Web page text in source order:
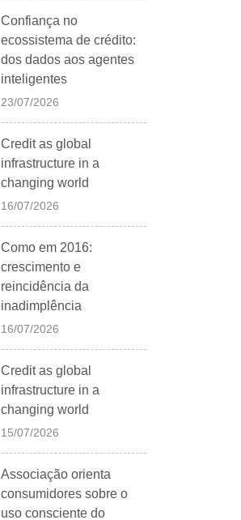
Confiança no
ecossistema de crédito:
dos dados aos agentes
inteligentes
23/07/2026
Credit as global
infrastructure in a
changing world
16/07/2026
Como em 2016:
crescimento e
reincidência da
inadimplência
16/07/2026
Credit as global
infrastructure in a
changing world
15/07/2026
Associação orienta
consumidores sobre o
uso consciente do